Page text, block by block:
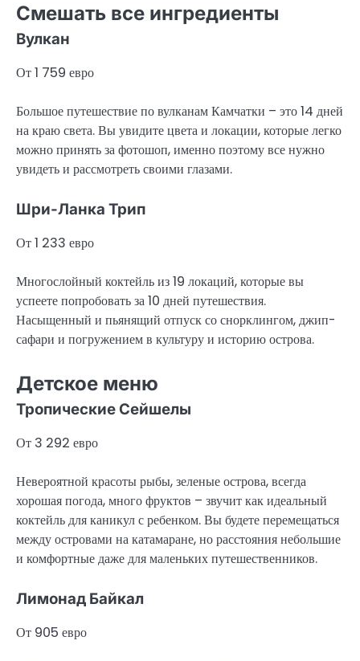
Смешать все ингредиенты
Вулкан
От 1 759 евро
Большое путешествие по вулканам Камчатки – это 14 дней
на краю света. Вы увидите цвета и локации, которые легко
можно принять за фотошоп, именно поэтому все нужно
увидеть и рассмотреть своими глазами.
Шри-Ланка Трип
От 1 233 евро
Многослойный коктейль из 19 локаций, которые вы
успеете попробовать за 10 дней путешествия.
Насыщенный и пьянящий отпуск со снорклингом, джип-
сафари и погружением в культуру и историю острова.
Детское меню
Тропические Сейшелы
От 3 292 евро
Невероятной красоты рыбы, зеленые острова, всегда
хорошая погода, много фруктов – звучит как идеальный
коктейль для каникул с ребенком. Вы будете перемещаться
между островами на катамаране, но расстояния небольшие
и комфортные даже для маленьких путешественников.
Лимонад Байкал
От 905 евро